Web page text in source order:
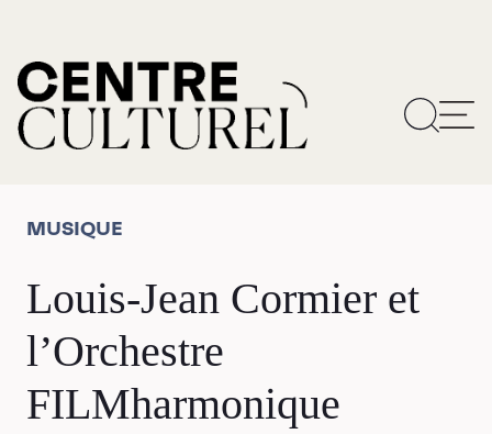
MUSIQUE
Louis-Jean Cormier et
l’Orchestre
FILMharmonique